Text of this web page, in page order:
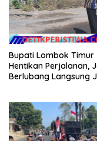
Bupati Lombok Timur
Hentikan Perjalanan,
Berlubang Langsung